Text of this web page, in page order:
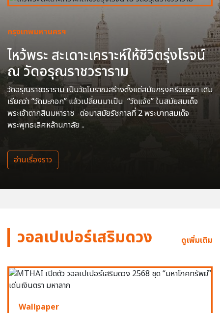
กรุงเทพมหานครฯ
ไหว้พระ สะเดาะเคราะห์ให้ชีวิตรุ่งโรจน์
ณ วัดอรุณราชวราราม
วัดอรุณราชวราราม เป็นวัดโบราณสร้างตั้งแต่สมัยกรุงศรีอยุธยา เดิม
เรียกว่า “วัดมะกอก” แล้วเปลี่ยนมาเป็น “วัดแจ้ง” ในสมัยสมเด็จ
พระเจ้าตากสินมหาราช ต่อมาสมัยรัชกาลที่ 2 พระบาทสมเด็จ
พระพุทธเลิศหล้านภาลัย ..
อ่านเรื่องราว
วอลเปเปอร์เสริมดวง ดูเพิ่มเติม
Wallpaper